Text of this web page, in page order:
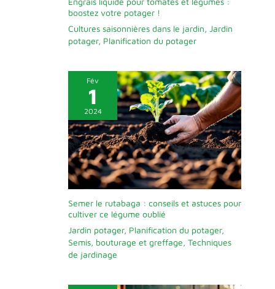
boostez votre potager !
Cultures saisonnières dans le jardin, Jardin
potager, Planification du potager
Fév
1
2024
Semer le rutabaga : conseils et astuces pour
cultiver ce légume oublié
Jardin potager, Planification du potager,
Semis, bouturage et greffage, Techniques
de jardinage